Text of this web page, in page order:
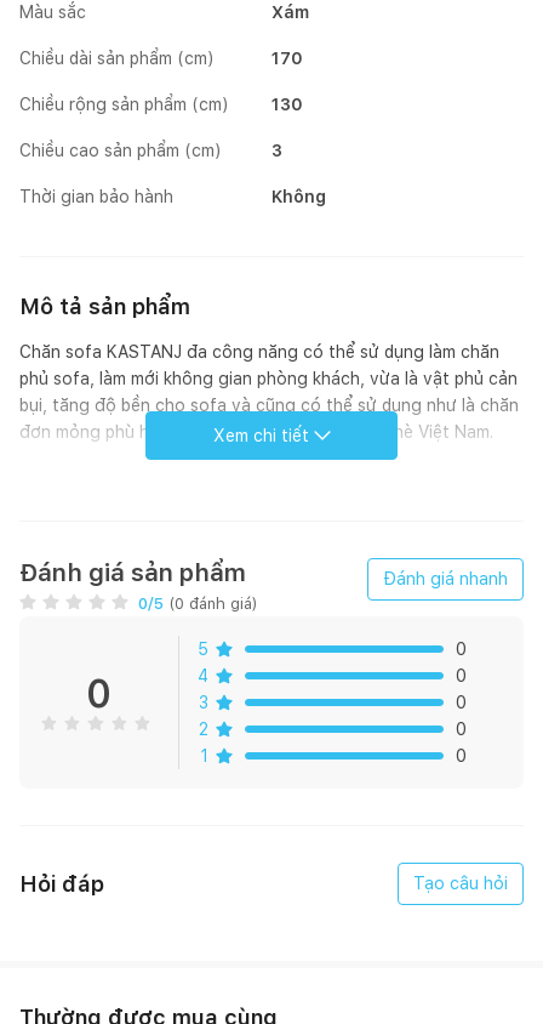
Màu sắc Xám
Chiều dài sản phẩm (cm) 170
Chiều rộng sản phẩm (cm) 130
Chiều cao sản phẩm (cm) 3
Thời gian bảo hành Không
Mô tả sản phẩm
Chăn sofa KASTANJ đa công năng có thể sử dụng làm chăn
phủ sofa, làm mới không gian phòng khách, vừa là vật phủ cản
bụi, tăng độ bền cho sofa và cũng có thể sử dụng như là chăn
đơn mỏng phù hợp thời tiết trong những ngày hè Việt Nam.
Xem chi tiết
Đánh giá sản phẩm
0/5 (0 đánh giá)
Đánh giá nhanh
0
5
0
4
0
3
0
2
0
1
0
Hỏi đáp Tạo câu hỏi
Thường được mua cùng